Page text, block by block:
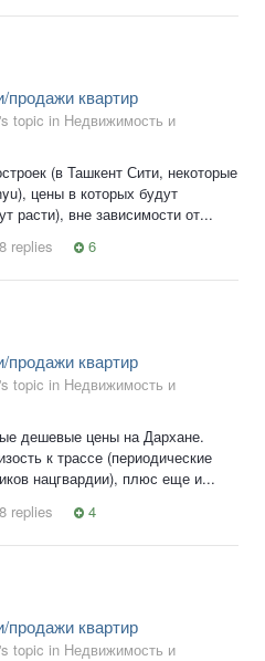
квартир
topic in Недвижимость и
(в Ташкент Сити, некоторые
цены в которых будут
расти), вне зависимости от...
replies 6
квартир
topic in Недвижимость и
дешевые цены на Дархане.
к трассе (периодические
нацгвардии), плюс еще и...
replies 4
квартир
topic in Недвижимость и